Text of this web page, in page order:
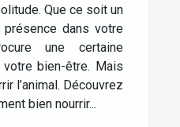
Que ce soit un
dans votre
une certaine
bien-être. Mais
l’animal. Découvrez
bien nourrir...